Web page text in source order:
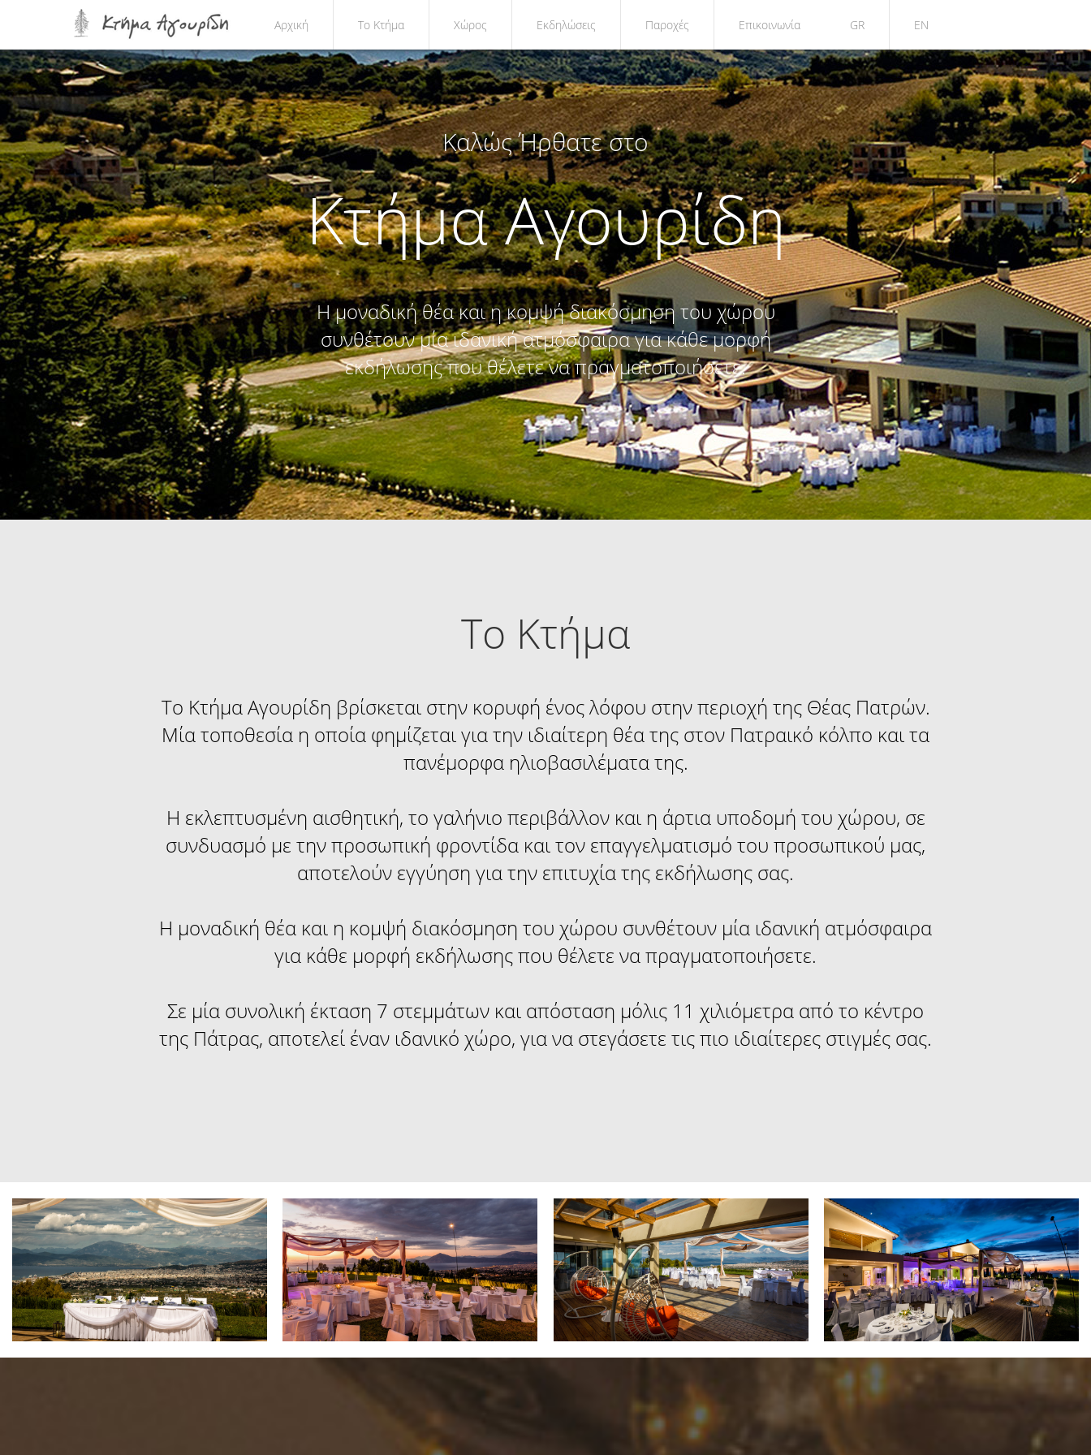
Αρχική Το Κτήμα Χώρος Εκδηλώσεις Παροχές Επικοινωνία GR EN
Καλώς Ήρθατε στο
Κτήμα Αγουρίδη
H μοναδική θέα και η κομψή διακόσμηση του χώρου
συνθέτουν μία ιδανική ατμόσφαιρα για κάθε μορφή
εκδήλωσης που θέλετε να πραγματοποιήσετε.
Το Κτήμα
Το Κτήμα Αγουρίδη βρίσκεται στην κορυφή ένος λόφου στην περιοχή της Θέας Πατρών.
Μία τοποθεσία η οποία φημίζεται για την ιδιαίτερη θέα της στον Πατραικό κόλπο και τα
πανέμορφα ηλιοβασιλέματα της.
Η εκλεπτυσμένη αισθητική, το γαλήνιο περιβάλλον και η άρτια υποδομή του χώρου, σε
συνδυασμό με την προσωπική φροντίδα και τον επαγγελματισμό του προσωπικού μας,
αποτελούν εγγύηση για την επιτυχία της εκδήλωσης σας.
H μοναδική θέα και η κομψή διακόσμηση του χώρου συνθέτουν μία ιδανική ατμόσφαιρα
για κάθε μορφή εκδήλωσης που θέλετε να πραγματοποιήσετε.
Σε μία συνολική έκταση 7 στεμμάτων και απόσταση μόλις 11 χιλιόμετρα από το κέντρο
της Πάτρας, αποτελεί έναν ιδανικό χώρο, για να στεγάσετε τις πιο ιδιαίτερες στιγμές σας.